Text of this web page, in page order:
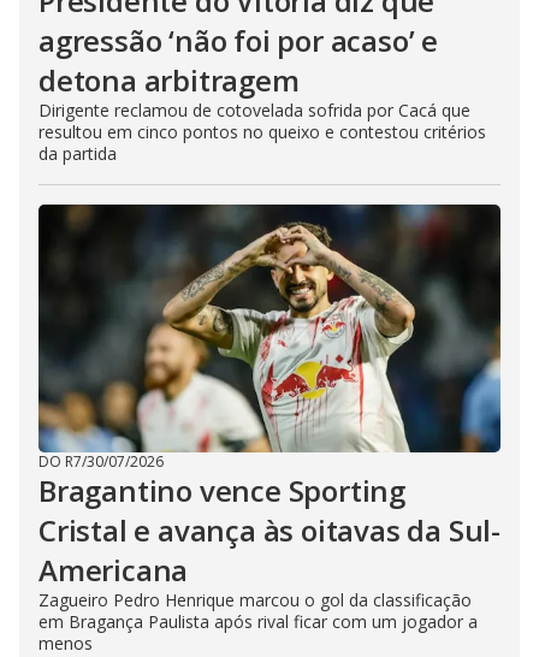
agressão ‘não foi por acaso’ e
detona arbitragem
Dirigente reclamou de cotovelada sofrida por Cacá que
resultou em cinco pontos no queixo e contestou critérios
da partida
DO R7/30/07/2026
Bragantino vence Sporting
Cristal e avança às oitavas da Sul-
Americana
Zagueiro Pedro Henrique marcou o gol da classificação
em Bragança Paulista após rival ficar com um jogador a
menos